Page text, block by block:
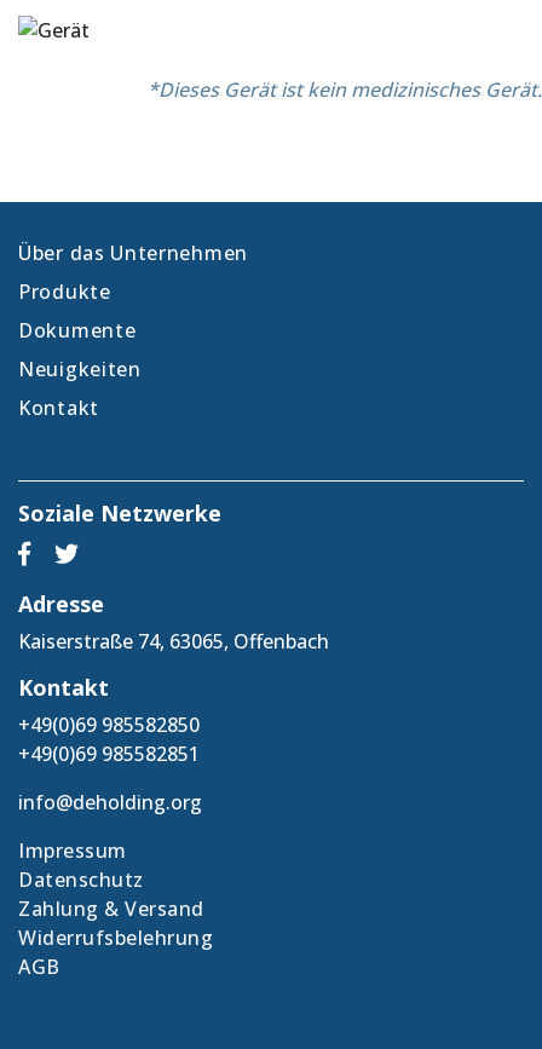
*Dieses Gerät ist kein medizinisches Gerät.
Über das Unternehmen
Produkte
Dokumente
Neuigkeiten
Kontakt
Soziale Netzwerke
Adresse
Kaiserstraße 74, 63065, Offenbach
Kontakt
+49(0)69 985582850
+49(0)69 985582851
info@deholding.org
Impressum
Datenschutz
Zahlung & Versand
Widerrufsbelehrung
AGB